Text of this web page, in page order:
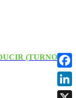
(TURNOS)